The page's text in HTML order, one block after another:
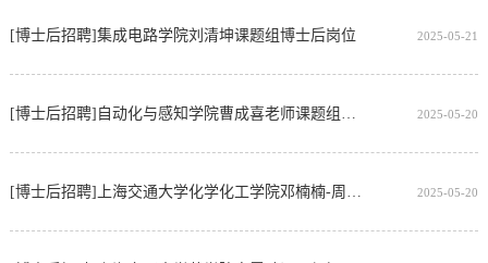
[博士后招聘]集成电路学院刘清坤课题组博士后岗位 2025-05-21
[博士后招聘]自动化与感知学院曹成喜老师课题组免疫治疗方向博士后岗位 2025-05-20
[博士后招聘]上海交通大学化学化工学院邓楠楠-周寅宁课题组联合招聘博士后 2025-05-20